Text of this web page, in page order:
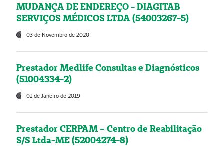
MUDANÇA DE ENDEREÇO - DIAGITAB
SERVIÇOS MÉDICOS LTDA (54003267-5)
03 de Novembro de 2020
Prestador Medlife Consultas e Diagnósticos
(51004334-2)
01 de Janeiro de 2019
Prestador CERPAM – Centro de Reabilitação
S/S Ltda-ME (52004274-8)